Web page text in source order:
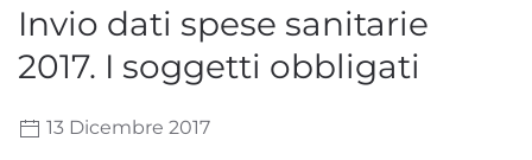
Invio dati spese sanitarie
2017. I soggetti obbligati
13 Dicembre 2017